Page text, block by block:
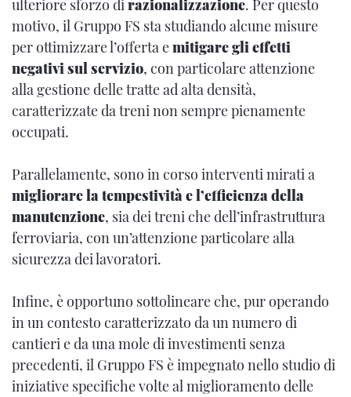
ulteriore sforzo dirazionalizzazione. Per questo
motivo, il Gruppo FS sta studiando alcune misure
per ottimizzare l’offerta emitigare gli effetti
negativi sul servizio, con particolare attenzione
alla gestione delle tratte ad alta densità,
caratterizzate da treni non sempre pienamente
occupati.
Parallelamente, sono in corso interventi mirati a
migliorare la tempestività e l’efficienza della
manutenzione, sia dei treni che dell’infrastruttura
ferroviaria, con un’attenzione particolare alla
sicurezza dei lavoratori.
Infine, è opportuno sottolineare che, pur operando
in un contesto caratterizzato da un numero di
cantieri e da una mole di investimenti senza
precedenti, il Gruppo FS è impegnato nello studio di
iniziative specifiche volte al miglioramento delle